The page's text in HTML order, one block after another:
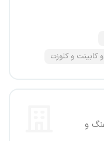
کابینت و کلوزت
و